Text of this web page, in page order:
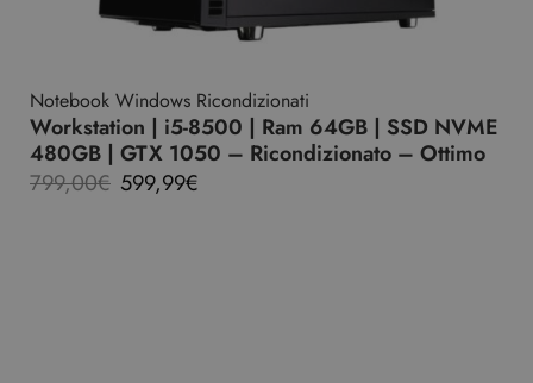
Notebook Windows Ricondizionati
Workstation | i5-8500 | Ram 64GB | SSD NVME
480GB | GTX 1050 – Ricondizionato – Ottimo
799,00€ 599,99€